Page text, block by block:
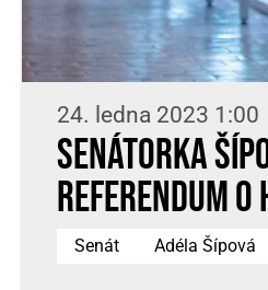
24. ledna 2023 1:00
Senátorka
referendum o
Senát Adéla Šípová